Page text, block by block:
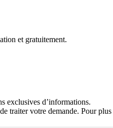
et gratuitement.
exclusives d’informations.
traiter votre demande. Pour